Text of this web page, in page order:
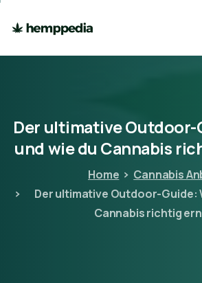
Der ultimativeOutdoor-
und wiedu Cannabis
Home
Cannabis
Der ultimative Outdoor-Guide:
Cannabis richtig